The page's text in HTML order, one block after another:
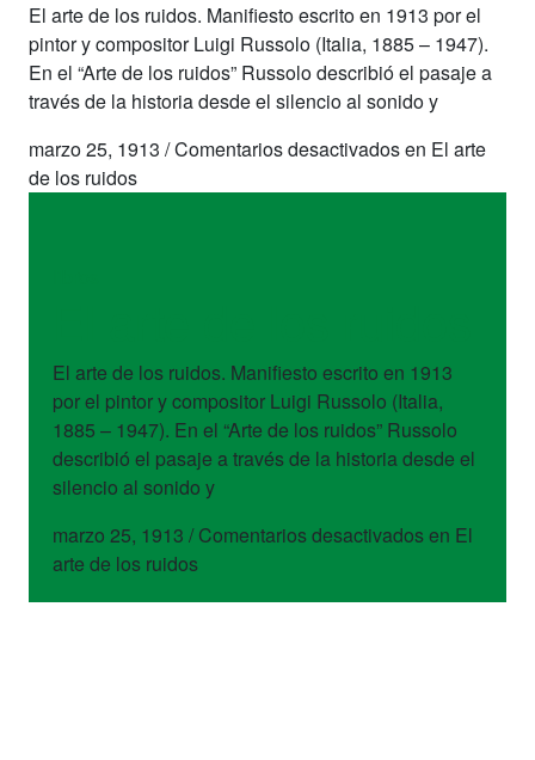
El arte de los ruidos. Manifiesto escrito en 1913 por el
pintor y compositor Luigi Russolo (Italia, 1885 – 1947).
En el “Arte de los ruidos” Russolo describió el pasaje a
través de la historia desde el silencio al sonido y
marzo 25, 1913 /Comentarios desactivadosen El arte
de los ruidos
El arte de los ruidos. Manifiesto escrito en 1913
por el pintor y compositor Luigi Russolo (Italia,
1885 – 1947). En el “Arte de los ruidos” Russolo
describió el pasaje a través de la historia desde el
silencio al sonido y
marzo 25, 1913 / Comentarios desactivadosen El
arte de los ruidos